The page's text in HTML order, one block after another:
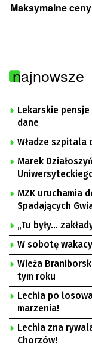
Maksymalne
najnowsze
Lekarskie
dane
Władze szpitala
Marek
MZK uruchamia
Spadających
W sobotę
Wieża
tym roku
Lechia po
marzenia!
Lechia zna
Chorzów!